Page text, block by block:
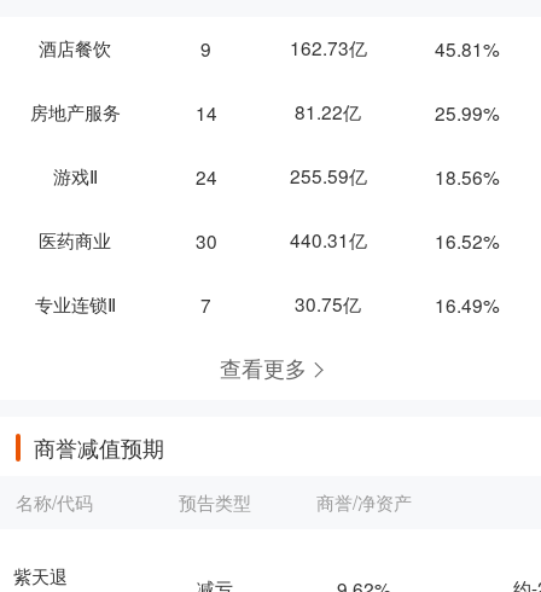
酒店餐饮 9 162.73亿 45.81%
房地产服务 14 81.22亿 25.99%
游戏Ⅱ 24 255.59亿 18.56%
医药商业 30 440.31亿 16.52%
专业连锁Ⅱ 7 30.75亿 16.49%
查看更多
商誉减值预期
名称/代码
紫天退
预告类型 商誉/净资产
减亏 约